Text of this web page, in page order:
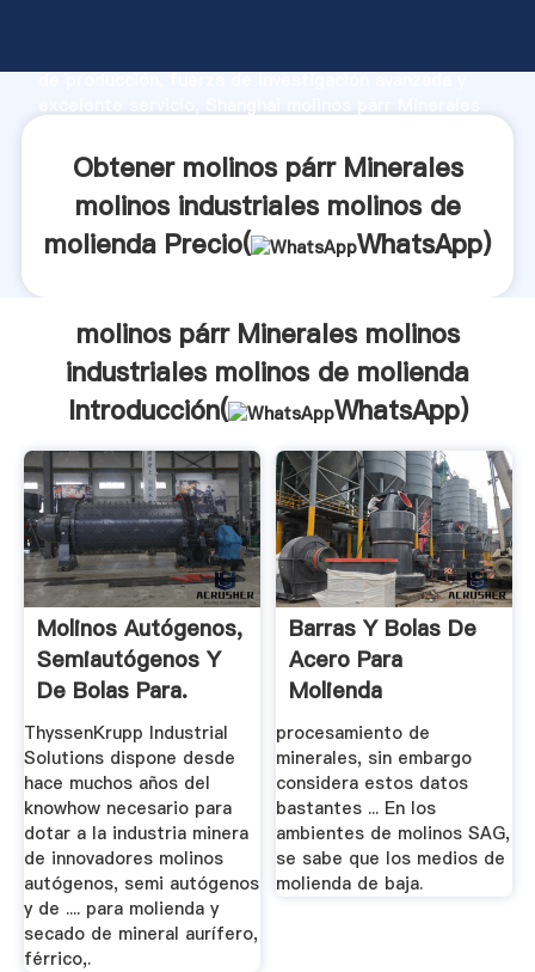
de producción, fuerza de investigación avanzada y
crea el valor y aporta valores a todos los clientes.
Obtener molinos párr Minerales
molinos industriales molinos de
molienda Precio(
WhatsApp)
molinos párr Minerales molinos
industriales molinos de molienda
Introducción(
WhatsApp)
Molinos Autógenos,
Semiautógenos Y
De Bolas Para.
ThyssenKrupp Industrial
Solutions dispone desde
hace muchos años del
knowhow necesario para
dotar a la industria minera
de innovadores molinos
autógenos, semi autógenos
y de .... para molienda y
secado de mineral aurífero,
férrico,.
Barras Y Bolas De
Acero Para
Molienda
procesamiento de
minerales, sin embargo
considera estos datos
bastantes ... En los
ambientes de molinos SAG,
se sabe que los medios de
molienda de baja.